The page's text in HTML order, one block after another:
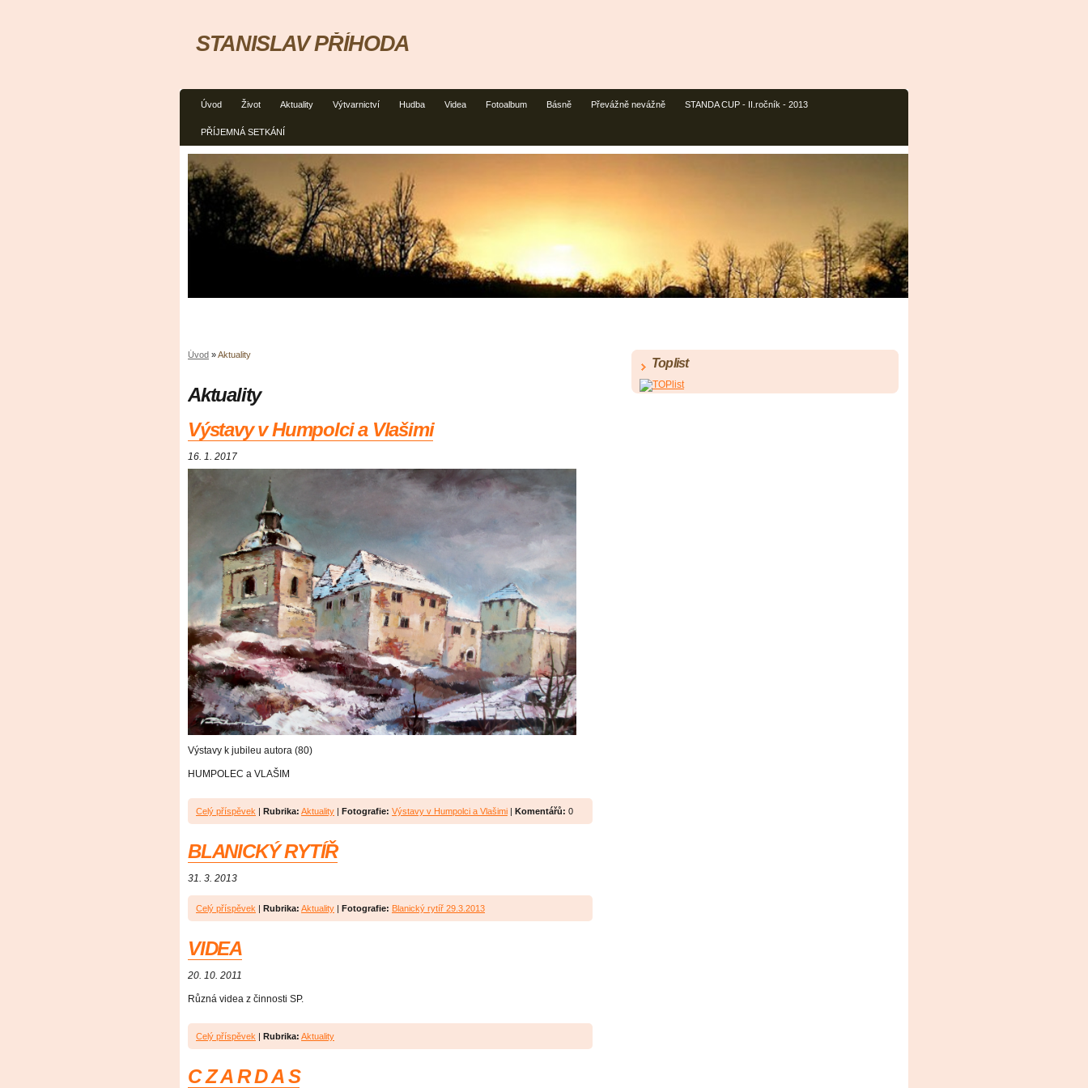
Úvod Život Aktuality Výtvarnictví Hudba Videa Fotoalbum Básně Převážně nevážně STANDA CUP - II.ročník - 2013
PŘÍJEMNÁ SETKÁNÍ
STANISLAV PŘÍHODA
Úvod »Aktuality
Aktuality
Výstavy v Humpolci a Vlašimi
16. 1. 2017
Výstavy k jubileu autora (80)
HUMPOLEC a VLAŠIM
Celý příspěvek Rubrika: Aktuality Fotografie: Výstavy v Humpolci a Vlašimi Komentářů: 0
BLANICKÝ RYTÍŘ
31. 3. 2013
Celý příspěvek Rubrika: Aktuality Fotografie: Blanický rytíř 29.3.2013
VIDEA
20. 10. 2011
Různá videa z činnosti SP.
Celý příspěvek Rubrika: Aktuality
C Z A R D A S
Toplist